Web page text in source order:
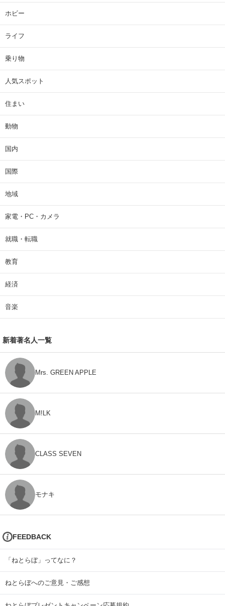
ホビー
ライフ
乗り物
人気スポット
住まい
動物
国内
国際
地域
家電・PC・カメラ
就職・転職
教育
経済
音楽
新着著名人一覧
Mrs. GREEN APPLE
M!LK
CLASS SEVEN
モナキ
FEEDBACK
「ねとらぼ」ってなに？
ねとらぼへのご意見・ご感想